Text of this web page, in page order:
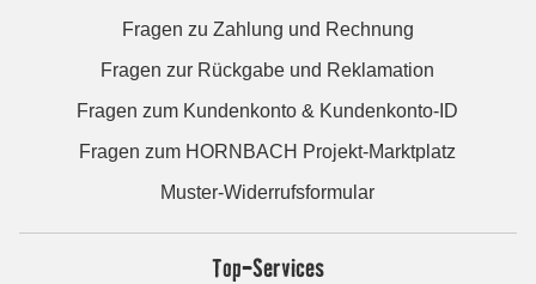
Fragen zu Zahlung und Rechnung
Fragen zur Rückgabe und Reklamation
Fragen zum Kundenkonto & Kundenkonto-ID
Fragen zum HORNBACH Projekt-Marktplatz
Muster-Widerrufsformular
Top-Services